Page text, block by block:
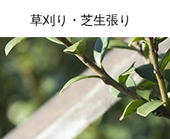
草刈り・芝生張り